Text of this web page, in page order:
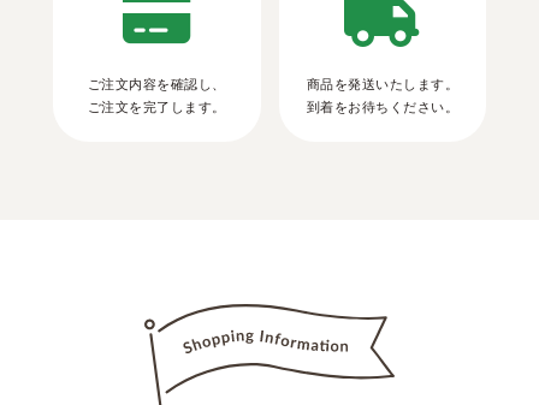
ご注文内容を確認し、
ご注文を完了します。
商品を発送いたします。
到着をお待ちください。